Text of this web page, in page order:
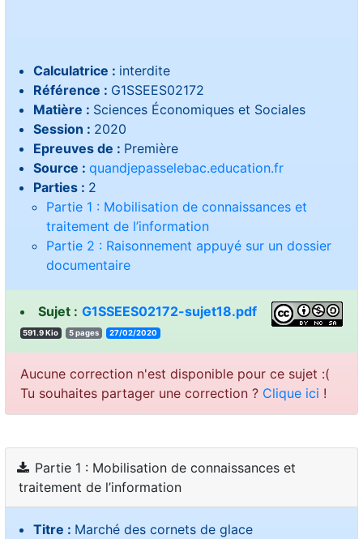
Calculatrice : interdite
Référence : G1SSEES02172
Matière : Sciences Économiques et Sociales
Session : 2020
Epreuves de : Première
Source : quandjepasselebac.education.fr
Parties : 2
Partie 1 : Mobilisation de connaissances et
traitement de l’information
Partie 2 : Raisonnement appuyé sur un dossier
documentaire
Sujet : G1SSEES02172-sujet18.pdf
591.9 Kio 5 pages 27/02/2020
Aucune correction n'est disponible pour ce sujet :(
Tu souhaites partager une correction ? Clique ici !
Partie 1 : Mobilisation de connaissances et
traitement de l’information
Titre : Marché des cornets de glace